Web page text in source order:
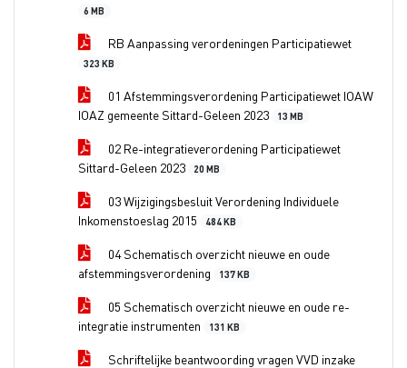
6 MB
RB Aanpassing verordeningen Participatiewet
323 KB
01 Afstemmingsverordening Participatiewet IOAW
IOAZ gemeente Sittard-Geleen 2023
13 MB
02 Re-integratieverordening Participatiewet
Sittard-Geleen 2023
20 MB
03 Wijzigingsbesluit Verordening Individuele
Inkomenstoeslag 2015
484 KB
04 Schematisch overzicht nieuwe en oude
afstemmingsverordening
137 KB
05 Schematisch overzicht nieuwe en oude re-
integratie instrumenten
131 KB
Schriftelijke beantwoording vragen VVD inzake